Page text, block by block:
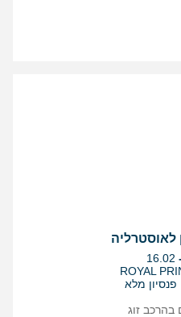
לאוסטרליה
בין
16.02
ROYAL
פנסיון מלא
בהרכב זוג